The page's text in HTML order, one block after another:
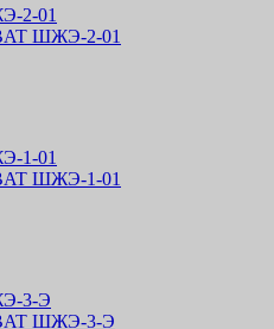
ШЖЭ‑2‑01
ШЖЭ‑1‑01
ШЖЭ‑3‑Э